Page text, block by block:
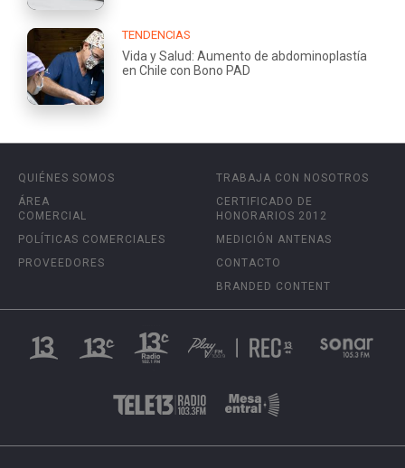
TENDENCIAS
Vida y Salud: Aumento de abdominoplastía
en Chile con Bono PAD
QUIÉNES SOMOS
ÁREA
COMERCIAL
POLÍTICAS COMERCIALES
PROVEEDORES
TRABAJA CON NOSOTROS
CERTIFICADO DE
HONORARIOS 2012
MEDICIÓN ANTENAS
CONTACTO
BRANDED CONTENT